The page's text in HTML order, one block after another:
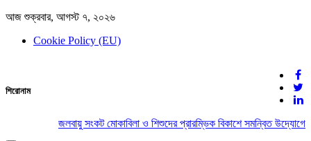
আজ শুক্রবার, আগস্ট ৭, ২০২৬
Cookie Policy (EU)
দেশের খবর
যুক্ত থাকুন দেশের সঙ্গে
শিরোনাম
জলবায়ু সংকট মোকাবিলা ও শিশুদের প্রারম্ভিক বিকাশে সমন্বিত উদ্যোগের